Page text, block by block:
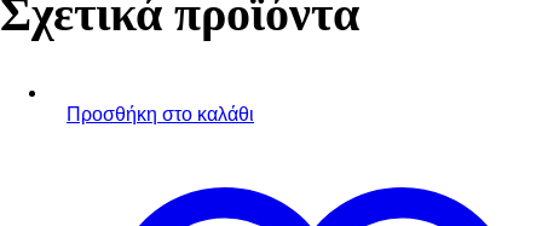
Σχετικά προϊόντα
Προσθήκη στο καλάθι